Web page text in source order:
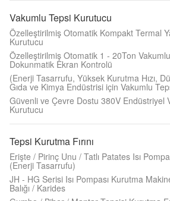
Vakumlu Tepsi Kurutucu
Özelleştirilmiş Otomatik Kompakt Termal
Kurutucu
Özelleştirilmiş Otomatik 1 - 20Ton
Dokunmatik Ekran Kontrolü
(Enerji Tasarrufu, Yüksek Kurutma Hızı,
Gıda ve Kimya Endüstrisi için Vakumlu
Güvenli ve Çevre Dostu 380V Endüstriyel
Kurutucu
Tepsi Kurutma Fırını
Erişte / Pirinç Unu / Tatlı Patates Isı
(Enerji Tasarrufu)
JH - HG Serisi Isı Pompası Kurutma
Balığı / Karides